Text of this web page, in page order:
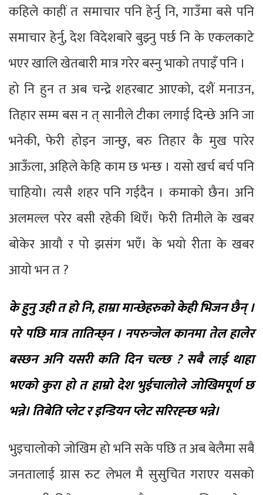
कहिले काहीं त समाचार पनि हेर्नु नि, गाउँमा बसे पनि
समाचार हेर्नु, देश विदेशबारे बुझ्नु पर्छ नि के एकलकाटे
भएर खालि खेतबारी मात्र गरेर बस्नु भाको तपाइँ पनि ।
हो नि हुन त अब चन्द्रे शहरबाट आएको, दशैं मनाउन,
तिहार सम्म बस न त् सानीले टीका लगाई दिन्छे अनि जा
भनेकी, फेरी होइन जान्छु, बरु तिहार कै मुख पारेर
आऊँला, अहिले केहि काम छ भन्छ । यसो खर्च बर्च पनि
चाहियो। त्यसै शहर पनि गईदैन । कमाको छैन। अनि
अलमल्ल परेर बसी रहेकी थिएँ। फेरी तिमीले के खबर
बोकेर आयौ र पो झसंग भएँ। के भयो रीता के खबर
आयो भन त ?
के हुनु उही त हो नि, हाम्रा मान्छेहरुको केही भिजन छैन् ।
परे पछि मात्र तातिन्छ्न । नपरुन्जेल कानमा तेल हालेर
बस्छन अनि यसरी कति दिन चल्छ ? सबै लाई थाहा
भएको कुरा हो त हाम्रो देश भुईचालोले जोखिमपूर्ण छ
भन्ने। तिबेति प्लेट र इन्डियन प्लेट सरिरह्न्छ भन्ने।
भुइचालोको जोखिम हो भनि सके पछि त अब बेलैमा सबै
जनतालाई ग्रास रुट लेभल मै सुसुचित गराएर यसको